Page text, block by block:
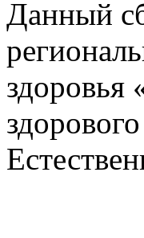
Данный
здоровья